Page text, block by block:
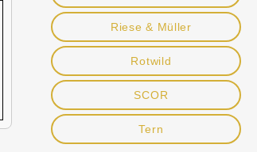
Riese & Müller
Rotwild
SCOR
Tern